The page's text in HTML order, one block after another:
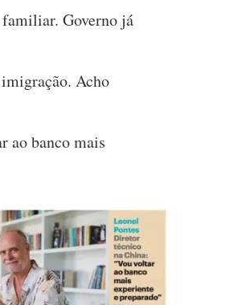
Governo já
Acho
ao banco mais